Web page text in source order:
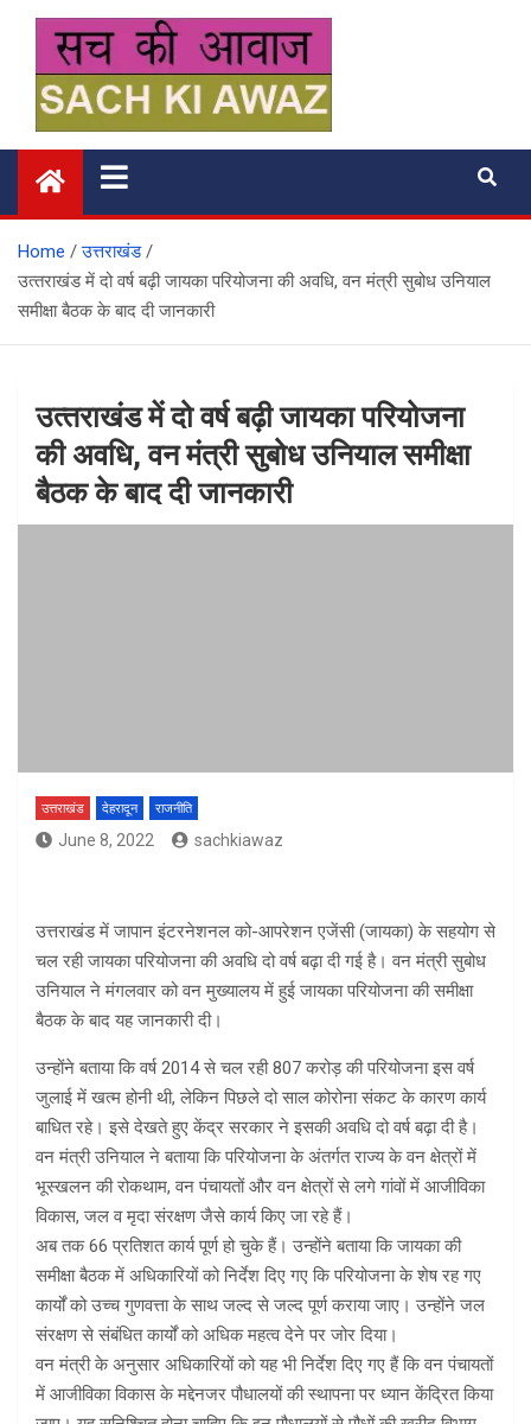
content
सच की आवाज
Home
उत्तराखंड
उत्‍तराखंड में दो वर्ष बढ़ी जायका परियोजना की अवधि, वन मंत्री सुबोध उनियाल
समीक्षा बैठक के बाद दी जानकारी
उत्‍तराखंड में दो वर्ष बढ़ी जायका परियोजना
की अवधि, वन मंत्री सुबोध उनियाल समीक्षा
बैठक के बाद दी जानकारी
उत्तराखंड देहरादून राजनीति
June 8, 2022 sachkiawaz
उत्तराखंड में जापान इंटरनेशनल को-आपरेशन एजेंसी (जायका) के सहयोग से
चल रही जायका परियोजना की अवधि दो वर्ष बढ़ा दी गई है। वन मंत्री सुबोध
उनियाल ने मंगलवार को वन मुख्यालय में हुई जायका परियोजना की समीक्षा
बैठक के बाद यह जानकारी दी।
उन्होंने बताया कि वर्ष 2014 से चल रही 807 करोड़ की परियोजना इस वर्ष
जुलाई में खत्म होनी थी, लेकिन पिछले दो साल कोरोना संकट के कारण कार्य
बाधित रहे। इसे देखते हुए केंद्र सरकार ने इसकी अवधि दो वर्ष बढ़ा दी है।
वन मंत्री उनियाल ने बताया कि परियोजना के अंतर्गत राज्य के वन क्षेत्रों में
भूस्खलन की रोकथाम, वन पंचायतों और वन क्षेत्रों से लगे गांवों में आजीविका
विकास, जल व मृदा संरक्षण जैसे कार्य किए जा रहे हैं।
अब तक 66 प्रतिशत कार्य पूर्ण हो चुके हैं। उन्होंने बताया कि जायका की
समीक्षा बैठक में अधिकारियों को निर्देश दिए गए कि परियोजना के शेष रह गए
कार्यों को उच्च गुणवत्ता के साथ जल्द से जल्द पूर्ण कराया जाए। उन्होंने जल
संरक्षण से संबंधित कार्यों को अधिक महत्व देने पर जोर दिया।
वन मंत्री के अनुसार अधिकारियों को यह भी निर्देश दिए गए हैं कि वन पंचायतों
में आजीविका विकास के मद्देनजर पौधालयों की स्थापना पर ध्यान केंद्रित किया